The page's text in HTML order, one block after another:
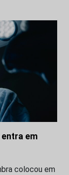
entra em
colocou em